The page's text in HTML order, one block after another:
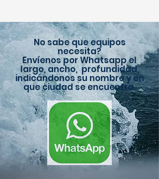
No sabe que equipos
necesita?
Envíenos por Whatsapp el
largo, ancho, profundidad,
indicándonos su nombre y en
que ciudad se encuentra.